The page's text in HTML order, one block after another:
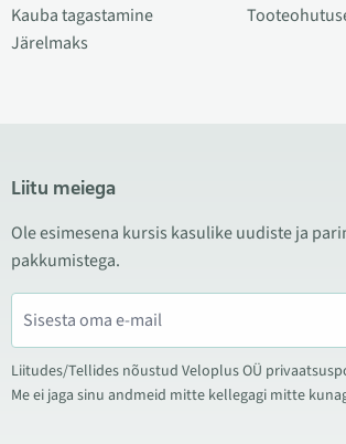
Kauba tagastamine
Järelmaks
Liitu meiega
Ole esimesena kursis kasulike uudiste ja
pakkumistega.
Liitudes/Tellides nõustud Veloplus OÜ
Me ei jaga sinu andmeid mitte kellegagi mitte